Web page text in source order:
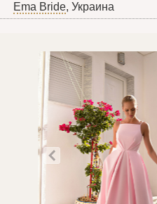
Ema Bride, Украина